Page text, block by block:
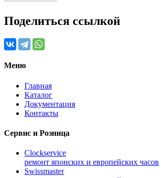
Поделиться ссылкой
Меню
Главная
Каталог
Документация
Контакты
Сервис и Розница
Clockservice
ремонт японских и европейских часов
Swissmaster